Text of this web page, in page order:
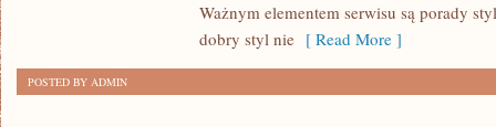
Ważnym elementem serwisu są porady
dobry styl nie [ Read More ]
POSTED BY ADMIN